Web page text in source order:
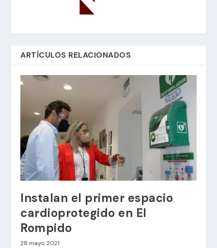
ARTÍCULOS RELACIONADOS
Instalan el primer espacio
cardioprotegido en El
Rompido
28 mayo, 2021